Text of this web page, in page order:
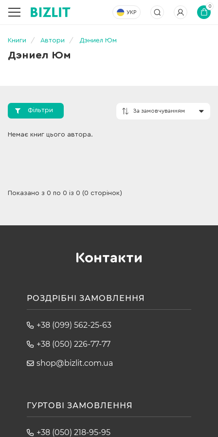
УКР
0
Книги Автори Дэниел Юм
Дэниел Юм
Фільтри
Немає книг цього автора.
Показано з 0 по 0 із 0 (0 сторінок)
Контакти
РОЗДРІБНІ ЗАМОВЛЕННЯ
+38 (099) 562-25-63
+38 (050) 226-77-77
shop@bizlit.com.ua
ГУРТОВІ ЗАМОВЛЕННЯ
+38 (050) 218-95-95